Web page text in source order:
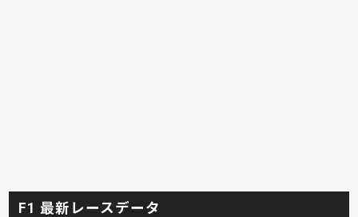
F1 最新レースデータ